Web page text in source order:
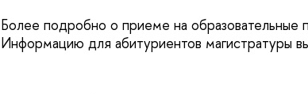
Более подробно о приеме на образовательные
Информацию для абитуриентов магистратуры